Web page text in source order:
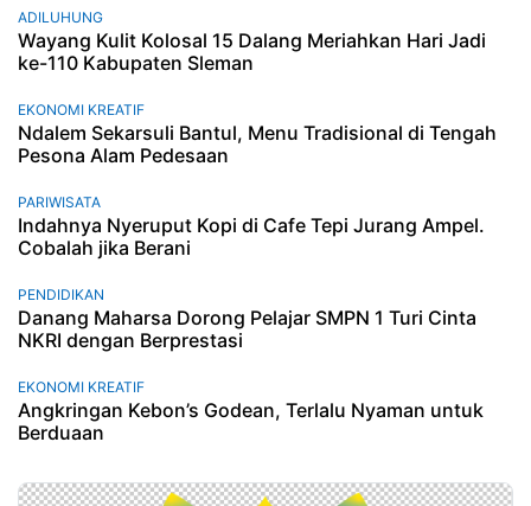
ADILUHUNG
Wayang Kulit Kolosal 15 Dalang Meriahkan Hari Jadi
ke-110 Kabupaten Sleman
EKONOMI KREATIF
Ndalem Sekarsuli Bantul, Menu Tradisional di Tengah
Pesona Alam Pedesaan
PARIWISATA
Indahnya Nyeruput Kopi di Cafe Tepi Jurang Ampel.
Cobalah jika Berani
PENDIDIKAN
Danang Maharsa Dorong Pelajar SMPN 1 Turi Cinta
NKRI dengan Berprestasi
EKONOMI KREATIF
Angkringan Kebon’s Godean, Terlalu Nyaman untuk
Berduaan